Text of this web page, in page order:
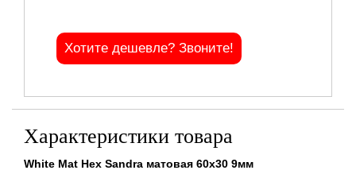
Хотите дешевле? Звоните!
Характеристики товара
White Mat Hex Sandra матовая 60x30 9мм